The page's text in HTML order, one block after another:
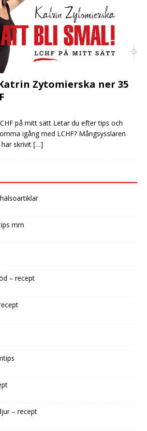
Zytomierska ner 35
på mitt sätt Letar du efter tips och
igång med LCHF? Mångsysslaren
skrivit […]
mm
– recept
– recept